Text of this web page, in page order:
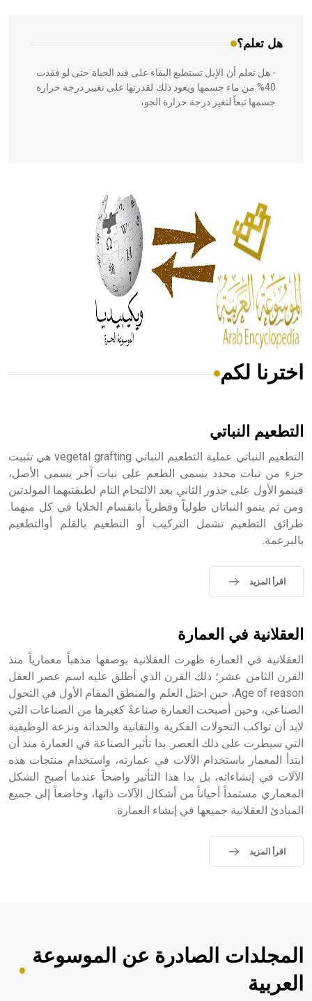
هل تعلم؟
- هل تعلم أن الإبل تستطيع البقاء على قيد الحياة حتى لو فقدت
40% من ماء جسمها ويعود ذلك لقدرتها على تغيير درجة حرارة
جسمها تبعاً لتغير درجة حرارة الجو،
الحكم، الأدلة، تنظيم التغذية، ورسالته في جروح الرأس. ويعود
له الفضل بأنه حرر الطب من الدين والفلسفة.
- هل تعلم أن المرجان إفراز حيواني يتكون في البحر ويتركب
من مادة كربونات الكلسيوم، وهو أحمر أو شديد الحمرة وهو
أجود أنواعه، ويمتاز بكبر الحجم ويسمى الش
هل تعلم أن الأبسيد كلمة فرنسية اللفظ تم اعتمادها مصطلحاً
- هل تعلم أن أبجر Abgar اسم معروف جيداً يعود إلى عدد من
الملوك الذين حكموا مدينة إديسا (الرها) من أبجر الأول وحتى
التاسع، وهم ينتسبون إلى أسرة أوسروين
حيث تقتصر القيمة الصوتية للعلامة الك
اخترنا لكم
التطعيم النباتي
التطعيم النباتي عملية التطعيم النباتي vegetal grafting هي تثبيت
جزء من نبات محدد يسمى الطعم على نبات آخر يسمى الأصل،
فينمو الأول على جذور الثاني بعد الالتحام التام لطبقتيهما المولدتين
ومن ثم ينمو النباتان طولياً وقطرياً بانقسام الخلايا في كل منهما.
طرائق التطعيم تشمل التركيب أو التطعيم بالقلم أوالتطعيم
بالبرعمة.
اقرأ المزيد
العقلانية في العمارة
العقلانية في العمارة ظهرت العقلانية بوصفها مذهباً معمارياً منذ
القرن الثامن عشر؛ ذلك القرن الذي أطلق عليه اسم عصر العقل
Age of reason، حين احتل العلم والمنطق المقام الأول في التحول
الصناعي، وحين أصبحت العمارة صناعةً كغيرها من الصناعات التي
لابد أن تواكب التحولات الفكرية والتقانية والحداثة ونزعة الوظيفية
التي سيطرت على ذلك العصر. بدا تأثير الصناعة في العمارة منذ أن
ابتدأ المعمار باستخدام الآلات في عمارته، واستخدام منتجات هذه
الآلات في إنشاءاته، بل بدا هذا التأثير واضحاً عندما أصبح الشكل
المعماري مستمداً أحياناً من أشكال الآلات ذاتها، وخاضعاً إلى جميع
المبادئ العقلانية جميعها في إنشاء العمارة.
اقرأ المزيد
المجلدات الصادرة عن الموسوعة
العربية